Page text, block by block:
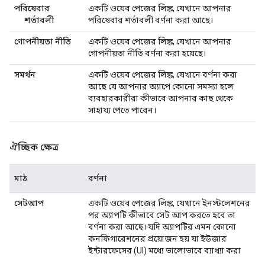
পরিষেবার
শর্তাবলী
একটি ওয়েব পেজের লিঙ্ক, যেখানে আপনার
পরিষেবার শর্তাবলী বর্ণনা করা আছে।
গোপনীয়তা নীতি
একটি ওয়েব পেজের লিঙ্ক, যেখানে আপনার
গোপনীয়তা নীতি বর্ণনা করা হয়েছে।
সমর্থন
একটি ওয়েব পেজের লিঙ্ক, যেখানে বর্ণনা করা
আছে যে আপনার অ্যাপে কোনো সমস্যা হলে
ব্যবহারকারীরা কীভাবে আপনার কাছ থেকে
সাহায্য পেতে পারেন।
ঐচ্ছিক ক্ষেত্র
মাঠ বর্ণনা
সেটআপ
একটি ওয়েব পেজের লিঙ্ক, যেখানে ইনস্টলেশনের
পর অ্যাপটি কীভাবে সেট আপ করতে হবে তা
বর্ণনা করা আছে। যদি অ্যাপটির এমন কোনো
কনফিগারেশনের প্রয়োজন হয় যা ইউজার
ইন্টারফেসের (UI) মধ্যে ভালোভাবে ব্যাখ্যা করা